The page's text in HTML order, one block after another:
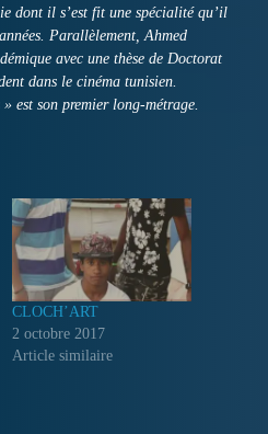
dont il s’est fit une spécialité qu’il
Parallèlement, Ahmed
avec une thèse de Doctorat
dans le cinéma tunisien.
est son premier long-métrage.
CLOCH’ART
2 octobre 2017
Article similaire